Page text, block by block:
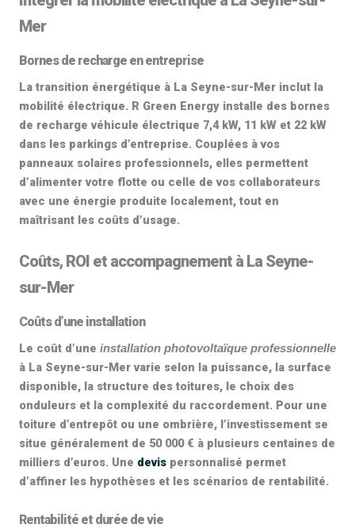
Mer
Bornes de recharge en entreprise
La transition énergétique à La Seyne-sur-Mer inclut la
mobilité électrique. R Green Energy installe des bornes
de recharge véhicule électrique 7,4 kW, 11 kW et 22 kW
dans les parkings d’entreprise. Couplées à vos
panneaux solaires professionnels, elles permettent
d’alimenter votre flotte ou celle de vos collaborateurs
avec une énergie produite localement, tout en
maîtrisant les coûts d’usage.
Coûts, ROI et accompagnement à La Seyne-
sur-Mer
Coûts d’une installation
Le coût d’une installation photovoltaïque professionnelle
à La Seyne-sur-Mer varie selon la puissance, la surface
disponible, la structure des toitures, le choix des
onduleurs et la complexité du raccordement. Pour une
toiture d’entrepôt ou une ombrière, l’investissement se
situe généralement de 50 000 € à plusieurs centaines de
milliers d’euros. Une devis personnalisé permet
d’affiner les hypothèses et les scénarios de rentabilité.
Rentabilité et durée de vie